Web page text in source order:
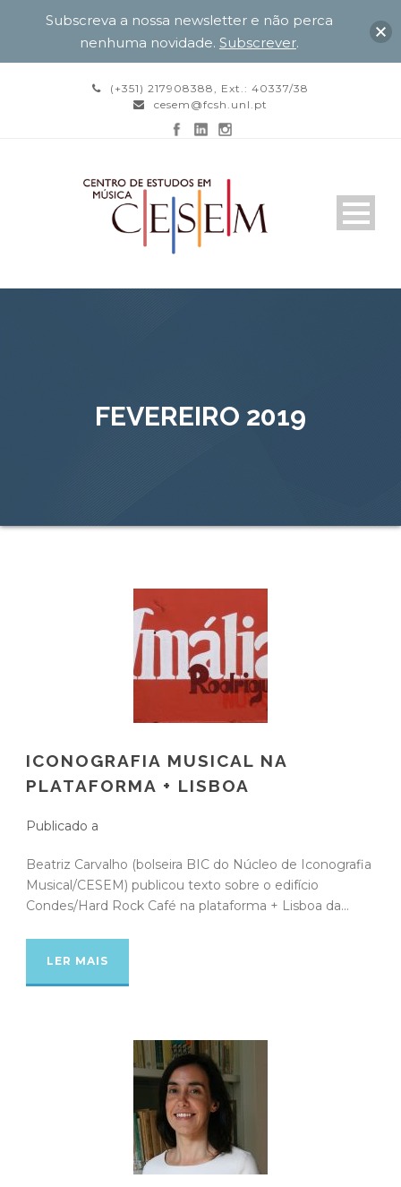
(+351) 217908388, Ext.: 40337/38
cesem@fcsh.unl.pt
FEVEREIRO 2019
ICONOGRAFIA MUSICAL NA
PLATAFORMA + LISBOA
Publicado a
Beatriz Carvalho (bolseira BIC do Núcleo de Iconografia
Musical/CESEM) publicou texto sobre o edifício
Condes/Hard Rock Café na plataforma + Lisboa da...
LER MAIS
Subscreva a nossa newsletter e não perca
nenhuma novidade. Subscrever.